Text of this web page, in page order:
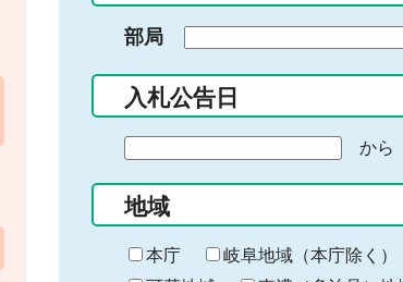
入
力
部局
入札公告日
の
始
ま
から
地域
本庁 岐阜地域（本庁除く）